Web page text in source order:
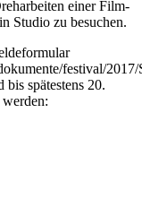
einer Film-
Studio zu besuchen.
festival/
spätestens 20.